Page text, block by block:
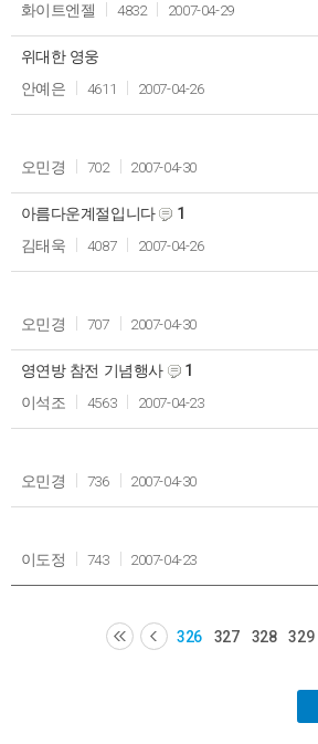
화이트엔젤
4832 2007-04-29
위대한 영웅
안예은
4611 2007-04-26
오민경 702 2007-04-30
아름다운계절입니다
1
김태욱
4087 2007-04-26
오민경 707 2007-04-30
영연방 참전 기념행사
1
이석조
4563 2007-04-23
오민경 736 2007-04-30
이도정 743 2007-04-23
326 327 328 329